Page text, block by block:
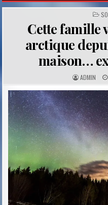
IN
Cette famille
arctique
maison…
A
U
T
H
O
R
:
ADMIN
L
I
S
E